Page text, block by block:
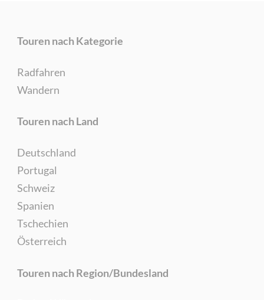
Touren nach Kategorie
Radfahren
Wandern
Touren nach Land
Deutschland
Portugal
Schweiz
Spanien
Tschechien
Österreich
Touren nach Region/Bundesland